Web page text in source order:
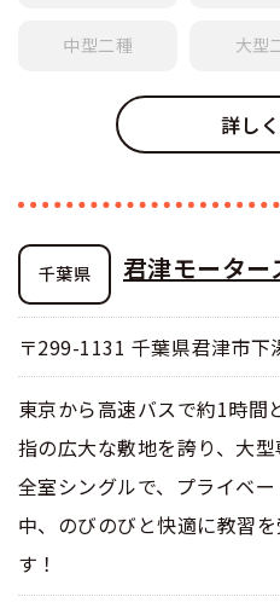
中型二種 大型
詳し
千葉県 君津モーター
〒299-1131 千葉県君津市下
東京から高速バスで約1時間
指の広大な敷地を誇り、大
全室シングルで、プライベ
中、のびのびと快適に教習
す！